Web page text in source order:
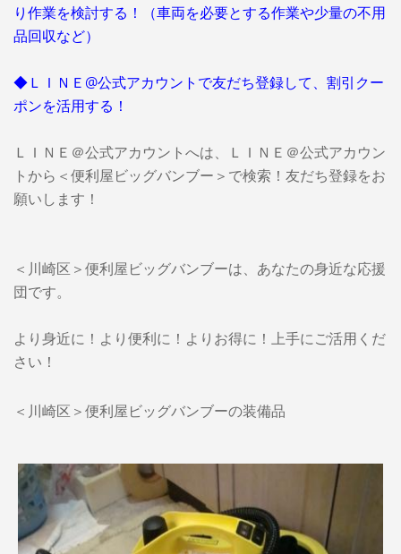
り作業を検討する！（車両を必要とする作業や少量の不用
品回収など）
◆ＬＩＮＥ@公式アカウントで友だち登録して、割引クー
ポンを活用する！
ＬＩＮＥ＠公式アカウントへは、ＬＩＮＥ＠公式アカウン
トから＜便利屋ビッグバンブー＞で検索！友だち登録をお
願いします！
＜川崎区＞便利屋ビッグバンブーは、あなたの身近な応援
団です。
より身近に！より便利に！よりお得に！上手にご活用くだ
さい！
＜川崎区＞便利屋ビッグバンブーの装備品